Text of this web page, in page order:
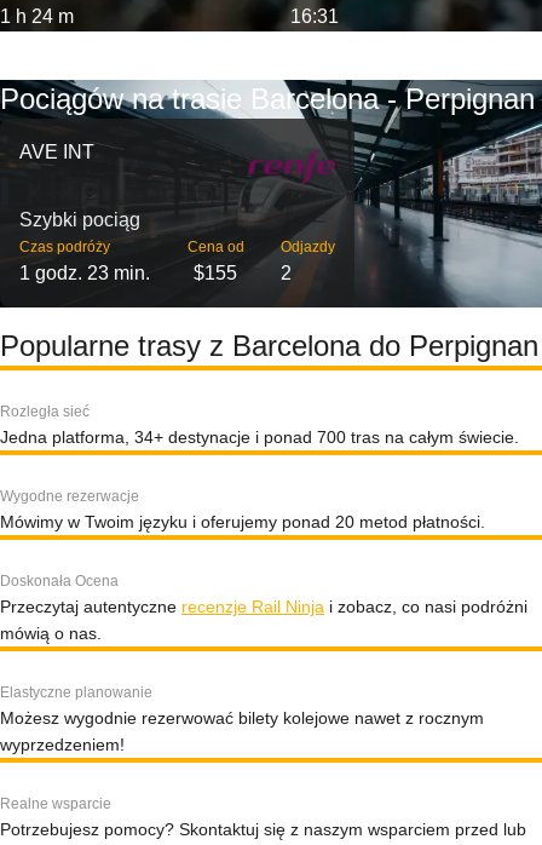
1 h 24 m 16:31
Pociągów na trasie Barcelona - Perpignan
AVE INT
Szybki pociąg
Czas podróży
1 godz. 23 min.
Cena od
$155
Odjazdy
2
Popularne trasy z Barcelona do Perpignan
Rozległa sieć
Jedna platforma, 34+ destynacje i ponad 700 tras na całym świecie.
Wygodne rezerwacje
Mówimy w Twoim języku i oferujemy ponad 20 metod płatności.
Doskonała Ocena
Przeczytaj autentyczne recenzje Rail Ninja i zobacz, co nasi podróżni
mówią o nas.
Elastyczne planowanie
Możesz wygodnie rezerwować bilety kolejowe nawet z rocznym
wyprzedzeniem!
Realne wsparcie
Potrzebujesz pomocy? Skontaktuj się z naszym wsparciem przed lub